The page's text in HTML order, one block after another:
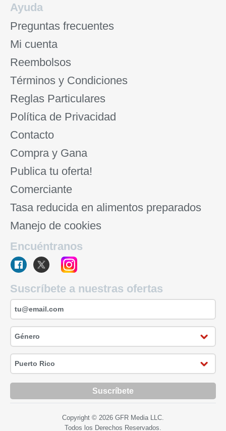
Ayuda
Preguntas frecuentes
Mi cuenta
Reembolsos
Términos y Condiciones
Reglas Particulares
Política de Privacidad
Contacto
Compra y Gana
Publica tu oferta!
Comerciante
Tasa reducida en alimentos preparados
Manejo de cookies
Encuéntranos
Suscríbete a nuestras ofertas
Suscríbete
Copyright © 2026 GFR Media LLC.
Todos los Derechos Reservados.